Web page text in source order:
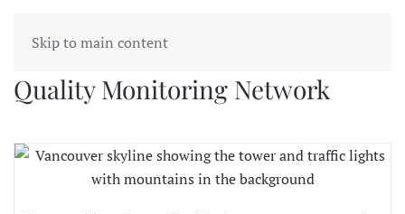
Skip to main content
Tag:Lower Fraser Valley Air
Quality Monitoring Network